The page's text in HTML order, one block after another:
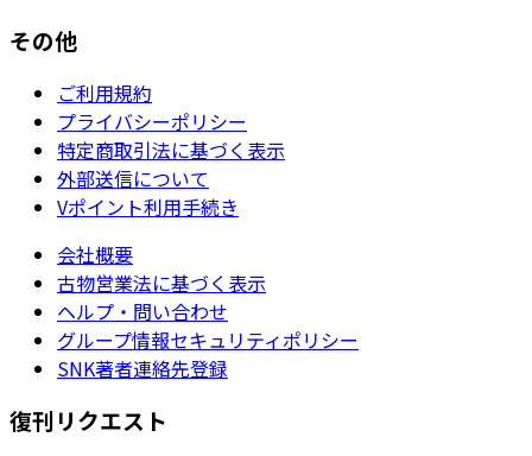
その他
ご利用規約
プライバシーポリシー
特定商取引法に基づく表示
外部送信について
Vポイント利用手続き
会社概要
古物営業法に基づく表示
ヘルプ・問い合わせ
グループ情報セキュリティポリシー
SNK著者連絡先登録
復刊リクエスト